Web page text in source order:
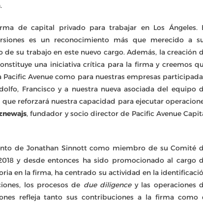
de capital privado para trabajar en Los Ángeles.
es un reconocimiento más que merecido a
su trabajo en este nuevo cargo. Además, la creación
una iniciativa crítica para la firma y creemos
Avenue como para nuestras empresas
Francisco y a nuestra nueva asociada del equipo
reforzará nuestra capacidad para ejecutar
, fundador y socio director de Pacific Avenue
de Jonathan Sinnott como miembro de su Comité
y desde entonces ha sido promocionado al cargo
en la firma, ha centrado su actividad en la
los procesos de due diligencey las operaciones
refleja tanto sus contribuciones a la firma como